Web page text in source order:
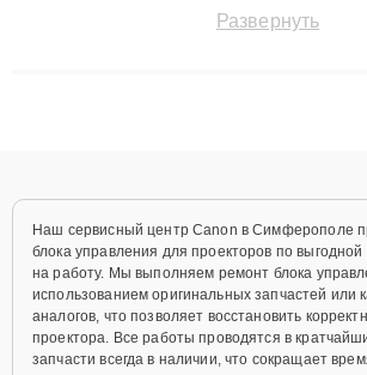
технику с сохранением гарантии до 3 лет.
Развернуть
Наш сервисный центр Canon в Симферополе
блока управления для проекторов по выгодной
на работу. Мы выполняем ремонт блока
использованием оригинальных запчастей или
аналогов, что позволяет восстановить
проектора. Все работы проводятся в
запчасти всегда в наличии, что сокращает